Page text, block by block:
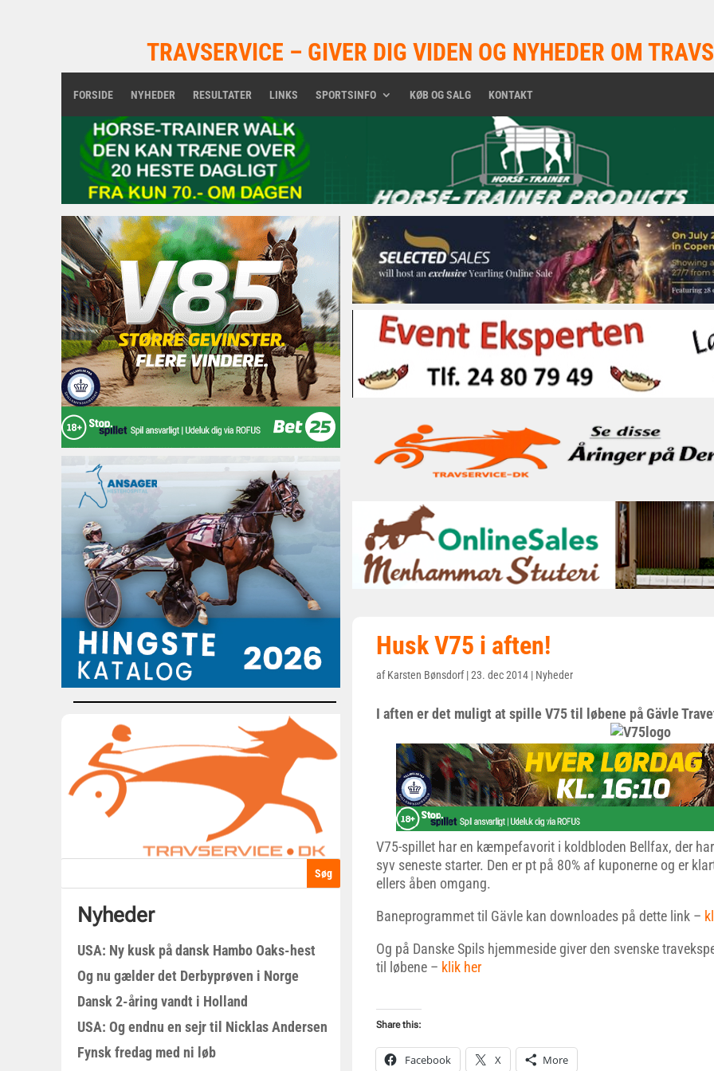
TRAVSERVICE – GIVER DIG VIDEN OG NYHEDER OM
FORSIDE NYHEDER RESULTATER LINKS SPORTSINFO KØB OG SALG KONTAKT
Nyheder
USA: Ny kusk på dansk Hambo Oaks-hest
Og nu gælder det Derbyprøven i Norge
Dansk 2-åring vandt i Holland
USA: Og endnu en sejr til Nicklas Andersen
Fynsk fredag med ni løb
Husk V75 i aften!
afKarsten Bønsdorf|23. dec 2014 | Nyheder
I aften er det muligt at spille V75 til løbene på Gävle
V75-spillet har en kæmpefavorit i koldbloden Bellfax, der
syv seneste starter. Den er pt på 80% af kuponerne og er
ellers åben omgang.
Baneprogrammet til Gävle kan downloades på dette link –
Og på Danske Spils hjemmeside giver den svenske
til løbene – klik her
Share this:
Facebook X More